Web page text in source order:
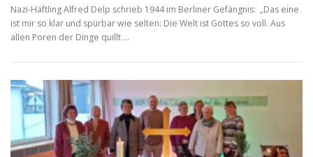
Nazi-Häftling Alfred Delp schrieb 1944 im Berliner Gefängnis: „Das eine
ist mir so klar und spürbar wie selten: Die Welt ist Gottes so voll. Aus
allen Poren der Dinge quillt …